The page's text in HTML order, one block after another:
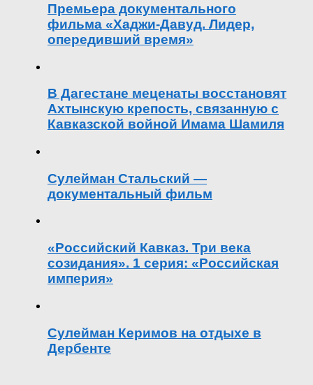
Премьера документального
фильма «Хаджи-Давуд. Лидер,
опередивший время»
В Дагестане меценаты восстановят
Ахтынскую крепость, связанную с
Кавказской войной Имама Шамиля
Сулейман Стальский —
документальный фильм
«Российский Кавказ. Три века
созидания». 1 серия: «Российская
империя»
Сулейман Керимов на отдыхе в
Дербенте